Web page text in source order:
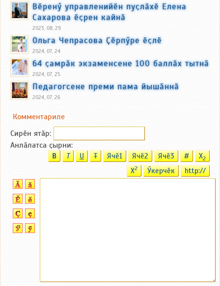
Вӗренӳ управленийӗн пуҫлӑхӗ Елена
Сахарова ӗҫрен кайнӑ
2023, 08, 29
Ольга Чепрасова Ҫӗрпӳре ӗҫлӗ
2024, 07, 24
64 ҫамрӑк экзаменсене 100 баллӑх тытнӑ
2024, 07, 25
Педагогсене преми пама йышӑннӑ
2024, 07, 26
Комментариле
Сирӗн ятӑp:
Анлӑлатса ҫырни:
B T U T Ячӗ1 Ячӗ2 Ячӗ3 # X2
X2 Ӳкерчӗк http://